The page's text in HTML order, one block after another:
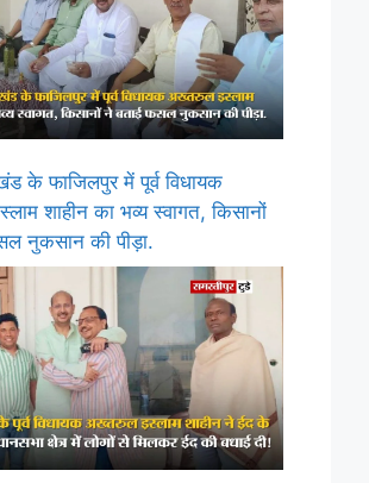
के फाजिलपुर में पूर्व विधायक
शाहीन का भव्य स्वागत, किसानों
नुकसान की पीड़ा.